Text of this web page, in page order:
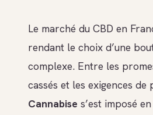
Le marché du CBD en
rendant le choix d’une
complexe. Entre les
cassés et les exigences de
Cannabise s’est imposé